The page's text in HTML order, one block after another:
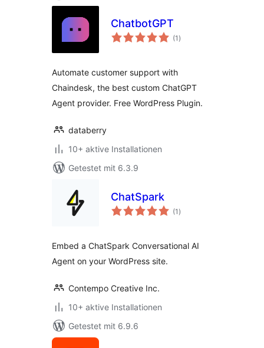
ChatbotGPT
(1 Bewertungen
insgesamt
)
Automate customer support with
Chaindesk, the best custom ChatGPT
Agent provider. Free WordPress Plugin.
databerry
10+ aktive Installationen
Getestet mit 6.3.9
ChatSpark
(1 Bewertungen
insgesamt
)
Embed a ChatSpark Conversational AI
Agent on your WordPress site.
Contempo Creative Inc.
10+ aktive Installationen
Getestet mit 6.9.6